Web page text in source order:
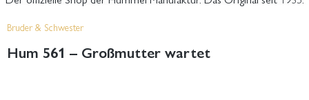
Bruder & Schwester
Hum 561 – Großmutter wartet